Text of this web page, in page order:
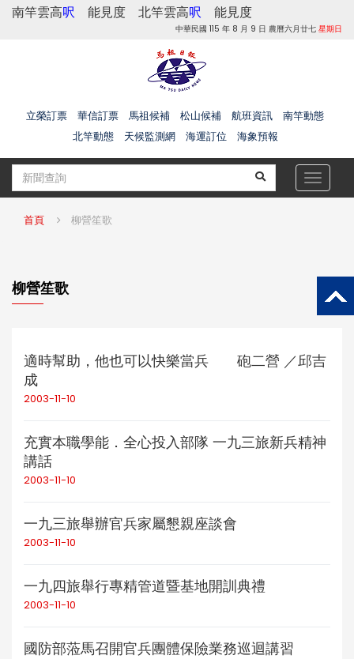
南竿雲高呎 能見度 北竿雲高呎 能見度
中華民國 115 年 8 月 9 日 農曆六月廿七 星期日
立榮訂票 華信訂票 馬祖候補 松山候補 航班資訊
南竿動態
北竿動態
天候監測網 海運訂位 海象預報
Toggle
首頁 柳營笙歌
柳營笙歌
適時幫助，他也可以快樂當兵 砲二營 ／邱吉
成
2003-11-10
充實本職學能．全心投入部隊 一九三旅新兵精神
講話
2003-11-10
一九三旅舉辦官兵家屬懇親座談會
2003-11-10
一九四旅舉行專精管道暨基地開訓典禮
2003-11-10
國防部蒞馬召開官兵團體保險業務巡迴講習